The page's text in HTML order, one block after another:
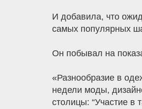
И добавила, что
самых популярных
Он побывал на
«Разнообразие в
недели моды,
столицы: “Участие в